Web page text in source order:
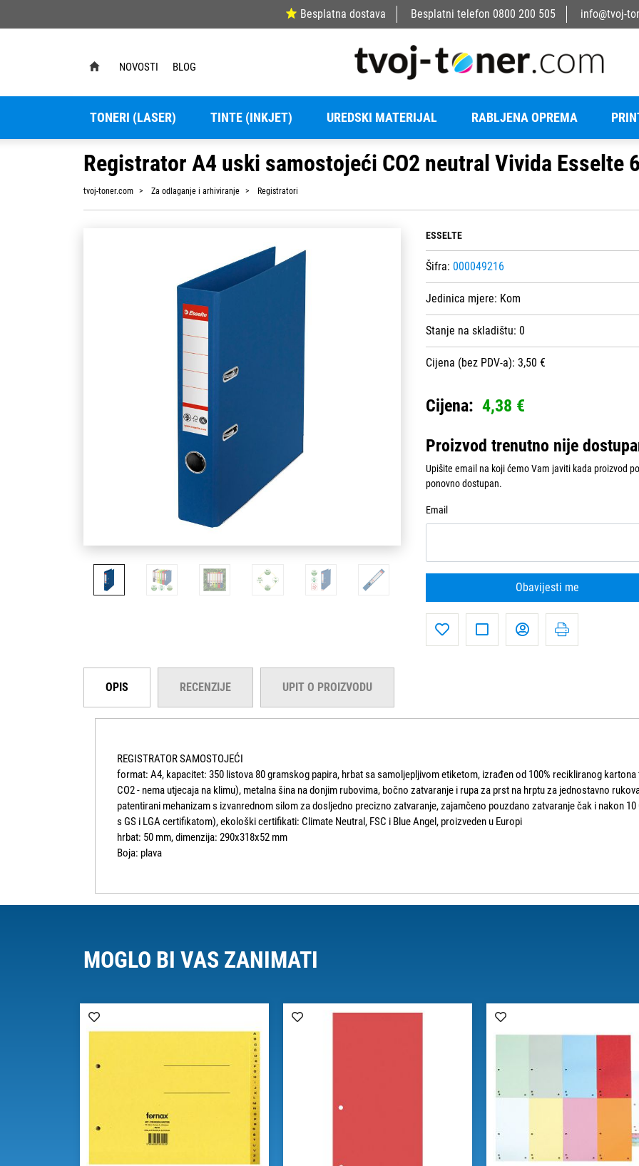
Besplatna dostava Besplatni telefon 0800 200 505 info@tvoj-
NOVOSTI BLOG
TONERI (LASER) TINTE (INKJET) UREDSKI MATERIJAL RABLJENA OPREMA
Registrator A4 uski samostojeći CO2 neutral Vivida Esselte
tvoj-toner.com Za odlaganje i arhiviranje Registratori
ESSELTE
Šifra: 000049216
Jedinica mjere: Kom
Stanje na skladištu: 0
Cijena (bez PDV-a): 3,50 €
Cijena: 4,38 €
Proizvod trenutno nije
Upišite email na koji ćemo Vam javiti kada proizvod
ponovno dostupan.
Email
Obavijesti me
OPIS RECENZIJE UPIT O PROIZVODU
REGISTRATOR SAMOSTOJEĆI
format: A4, kapacitet: 350 listova 80 gramskog papira, hrbat sa samoljepljivom etiketom, izrađen od 100% recikliranog
CO2 - nema utjecaja na klimu), metalna šina na donjim rubovima, bočno zatvaranje i rupa za prst na hrptu za jednostavno
patentirani mehanizam s izvanrednom silom za dosljedno precizno zatvaranje, zajamčeno pouzdano zatvaranje čak i nakon
s GS i LGA certifikatom), ekološki certifikati: Climate Neutral, FSC i Blue Angel, proizveden u Europi
hrbat: 50 mm, dimenzija: 290x318x52 mm
Boja: plava
MOGLO BI VAS ZANIMATI